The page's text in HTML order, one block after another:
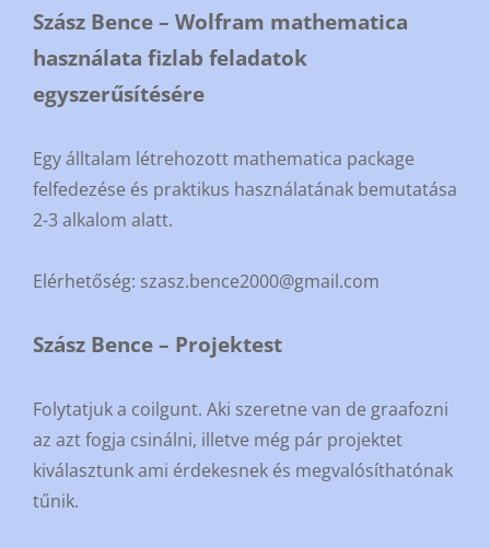
Szász Bence – Wolfram mathematica
használata fizlab feladatok
egyszerűsítésére
Egy álltalam létrehozott mathematica package
felfedezése és praktikus használatának bemutatása
2-3 alkalom alatt.
Elérhetőség: szasz.bence2000@gmail.com
Szász Bence – Projektest
Folytatjuk a coilgunt. Aki szeretne van de graafozni
az azt fogja csinálni, illetve még pár projektet
kiválasztunk ami érdekesnek és megvalósíthatónak
tűnik.